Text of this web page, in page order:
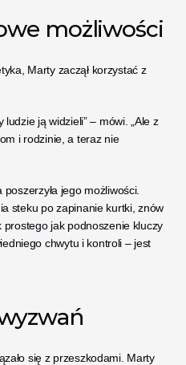
możliwości
Marty zaczął korzystać z
ludzie ją widzieli” – mówi. „Ale z
i rodzinie, a teraz nie
jego możliwości.
steku po zapinanie kurtki, znów
prostego jak podnoszenie kluczy
chwytu i kontroli – jest
się z przeszkodami. Marty